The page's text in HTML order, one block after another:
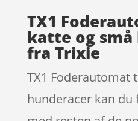
TX1
katte og
fra Trixie
TX1 Foderautomat
hunderacer kan du